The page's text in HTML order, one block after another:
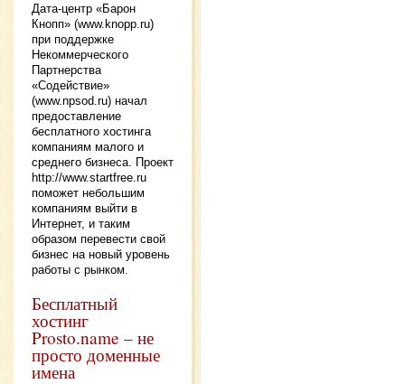
Дата-центр «Барон
Кнопп» (www.knopp.ru)
при поддержке
Некоммерческого
Партнерства
«Содействие»
(www.npsod.ru) начал
предоставление
бесплатного хостинга
компаниям малого и
среднего бизнеса. Проект
http://www.startfree.ru
поможет небольшим
компаниям выйти в
Интернет, и таким
образом перевести свой
бизнес на новый уровень
работы с рынком.
Бесплатный
хостинг
Prosto.name – не
просто доменные
имена